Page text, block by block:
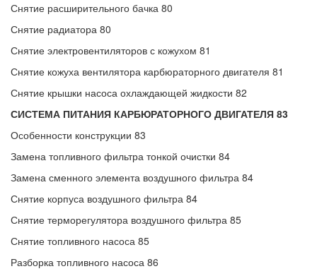
Снятие расширительного бачка 80
Снятие радиатора 80
Снятие электровентиляторов с кожухом 81
Снятие кожуха вентилятора карбюраторного двигателя 81
Снятие крышки насоса охлаждающей жидкости 82
СИСТЕМА ПИТАНИЯ КАРБЮРАТОРНОГО ДВИГАТЕЛЯ 83
Особенности конструкции 83
Замена топливного фильтра тонкой очистки 84
Замена сменного элемента воздушного фильтра 84
Снятие корпуса воздушного фильтра 84
Снятие терморегулятора воздушного фильтра 85
Снятие топливного насоса 85
Разборка топливного насоса 86